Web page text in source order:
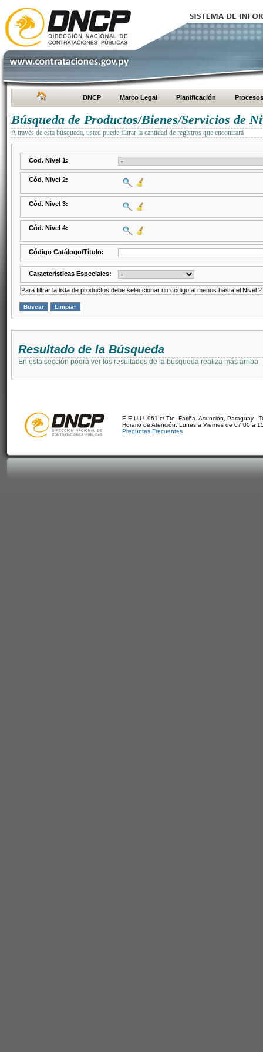
DNCP Marco Legal Planificación Procesos
Búsqueda de Productos/Bienes/Servicios de
A través de esta búsqueda, usted puede filtrar la cantidad de registros que encontrará
Cod. Nivel 1:
Cód. Nivel 2:
Cód. Nivel 3:
Cód. Nivel 4:
Código Catálogo/Título:
Caracteristicas Especiales:
Para filtrar la lista de productos debe seleccionar un código al menos hasta el Nivel 2.
Resultado de la Búsqueda
En esta sección podrá ver los resultados de la búsqueda realiza más arriba
E.E.U.U. 961 c/ Tte. Fariña. Asunción, Paraguay -
Horario de Atención: Lunes a Viernes de 07:00 a
Preguntas Frecuentes